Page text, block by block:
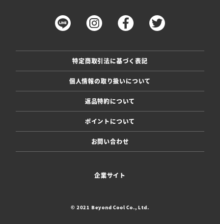
特定商取引法に基づく表記
個人情報の取り扱いについて
返品特約について
ポイントについて
お問い合わせ
企業サイト
© 2021 Beyond Cool Co., Ltd.